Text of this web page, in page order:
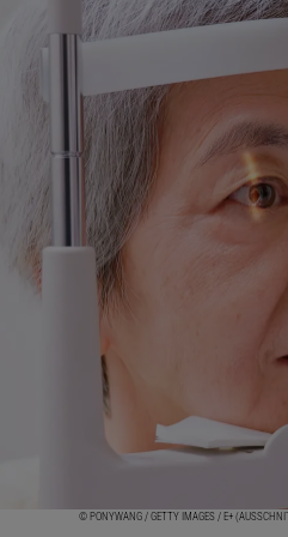
© PONYWANG / GETTY IMAGES / E+